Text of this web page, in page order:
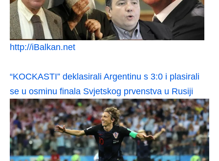
http://iBalkan.net
“KOCKASTI” deklasirali Argentinu s 3:0 i plasirali
se u osminu finala Svjetskog prvenstva u Rusiji